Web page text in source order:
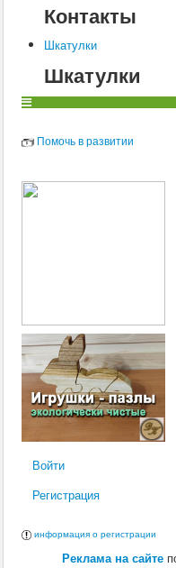
Контакты
Шкатулки
Шкатулки
Помочь в развитии
Войти
Регистрация
информация о регистрации
Реклама на сайте